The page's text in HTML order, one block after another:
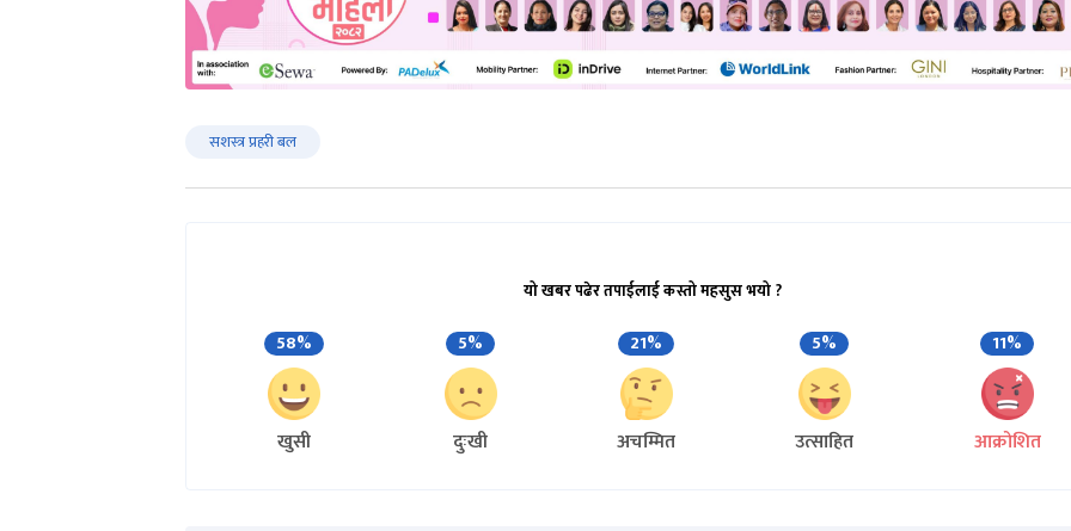
सशस्त्र प्रहरी बल
यो खबर पढेर तपाईलाई कस्तो महसुस भयो ?
58%
खुसी
5%
दुःखी
21%
अचम्मित
5%
उत्साहित
11%
आक्रोशित